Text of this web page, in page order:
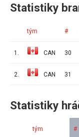
Statistiky
tým #
1. CAN 30
2. CAN 31
Statistiky
tým #